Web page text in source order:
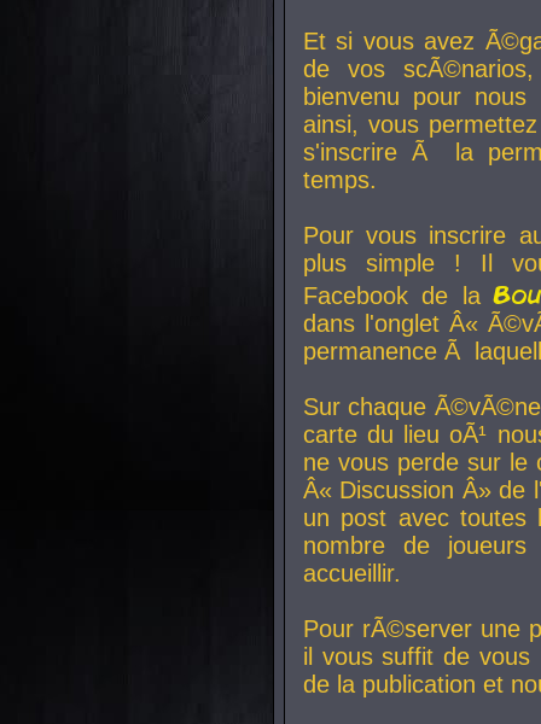
Et si vous avez
de vos
bienvenu pour
ainsi, vous
s'inscrire Ã la
temps.
Pour vous inscrire
plus simple ! Il
Facebook de la
dans l'onglet Â«
permanence Ã
Sur chaque
carte du lieu oÃ¹
ne vous perde sur le
Â« Discussion Â» de
un post avec toutes
nombre de
accueillir.
Pour rÃ©server une
il vous suffit de vous
de la publication et